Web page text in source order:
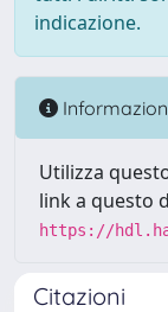
indicazione.
Utilizza
link a questo
https://
Citazioni